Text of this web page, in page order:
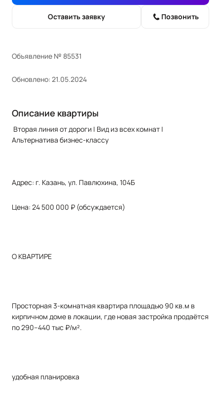
Оставить заявку Позвонить
Объявление № 85531
Обновлено: 21.05.2024
Описание квартиры
Вторая линия от дороги | Вид из всех комнат |
Альтернатива бизнес-классу
Адрес: г. Казань, ул. Павлюхина, 104Б
Цена: 24 500 000 ₽ (обсуждается)
О КВАРТИРЕ
Просторная 3-комнатная квартира площадью 90 кв.м в
кирпичном доме в локации, где новая застройка продаётся
по 290–440 тыс ₽/м².
удобная планировка